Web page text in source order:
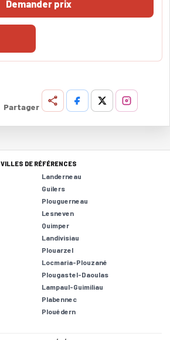
Demander prix
Partager
VILLES DE RÉFÉRENCES
Landerneau
Guilers
Plouguerneau
Lesneven
Quimper
Landivisiau
Plouarzel
Locmaria-Plouzané
Plougastel-Daoulas
Lampaul-Guimiliau
Plabennec
Plouédern